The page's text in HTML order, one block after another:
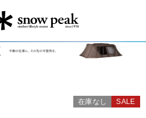
在庫なし SALE